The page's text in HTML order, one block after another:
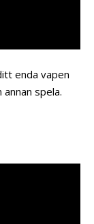
enda vapen
spela.